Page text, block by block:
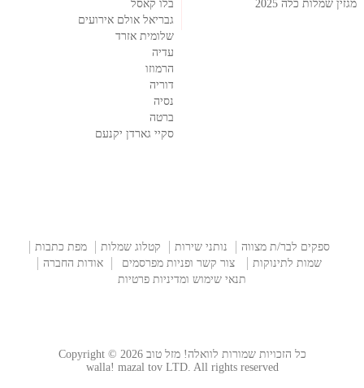
מגזין שמלות כלה 2025
בלו קאסל
גבריאל אולם אירועים
שלומית אזרד
עדיה
הרמוזו
דוריה
נסיה
ברטה
סקיי גארדן יקנעם
ספקים לבר/ת מצווה נותני שירות קטלוג שמלות
מפת כתבות
שמות לתינוקות
צור קשר ופניות מפרסמים
אודות החברה
תנאי שימוש ומדיניות פרטיות
כל הזכויות שמורות לוואלה! מזל טוב Copyright © 2026
walla! mazal tov LTD. All rights reserved